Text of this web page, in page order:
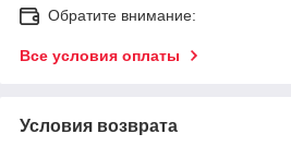
Обратите внимание:
Все условия оплаты
Условия возврата